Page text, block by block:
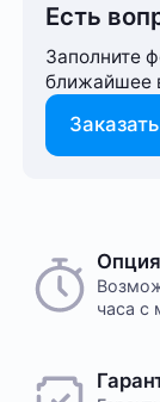
Есть
Заполните
ближайшее
часа с